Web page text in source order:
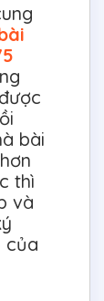
bài
thì
và
của